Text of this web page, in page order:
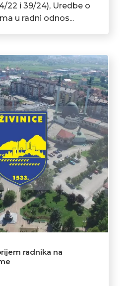
22 i 39/24), Uredbe o
u radni odnos...
radnika na